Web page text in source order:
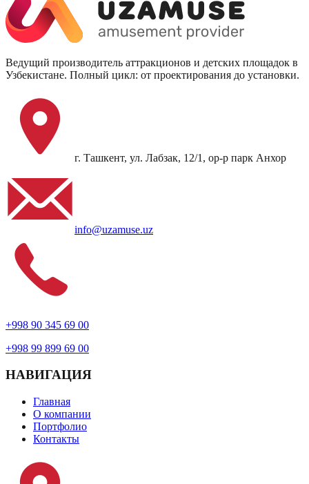
Ведущий производитель аттракционов и детских площадок в
Узбекистане. Полный цикл: от проектирования до установки.
г. Ташкент, ул. Лабзак, 12/1, ор-р парк Анхор
info@uzamuse.uz
+998 90 345 69 00
+998 99 899 69 00
НАВИГАЦИЯ
Главная
О компании
Портфолио
Контакты